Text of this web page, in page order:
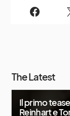
The Latest
Il primo
Reinhart e